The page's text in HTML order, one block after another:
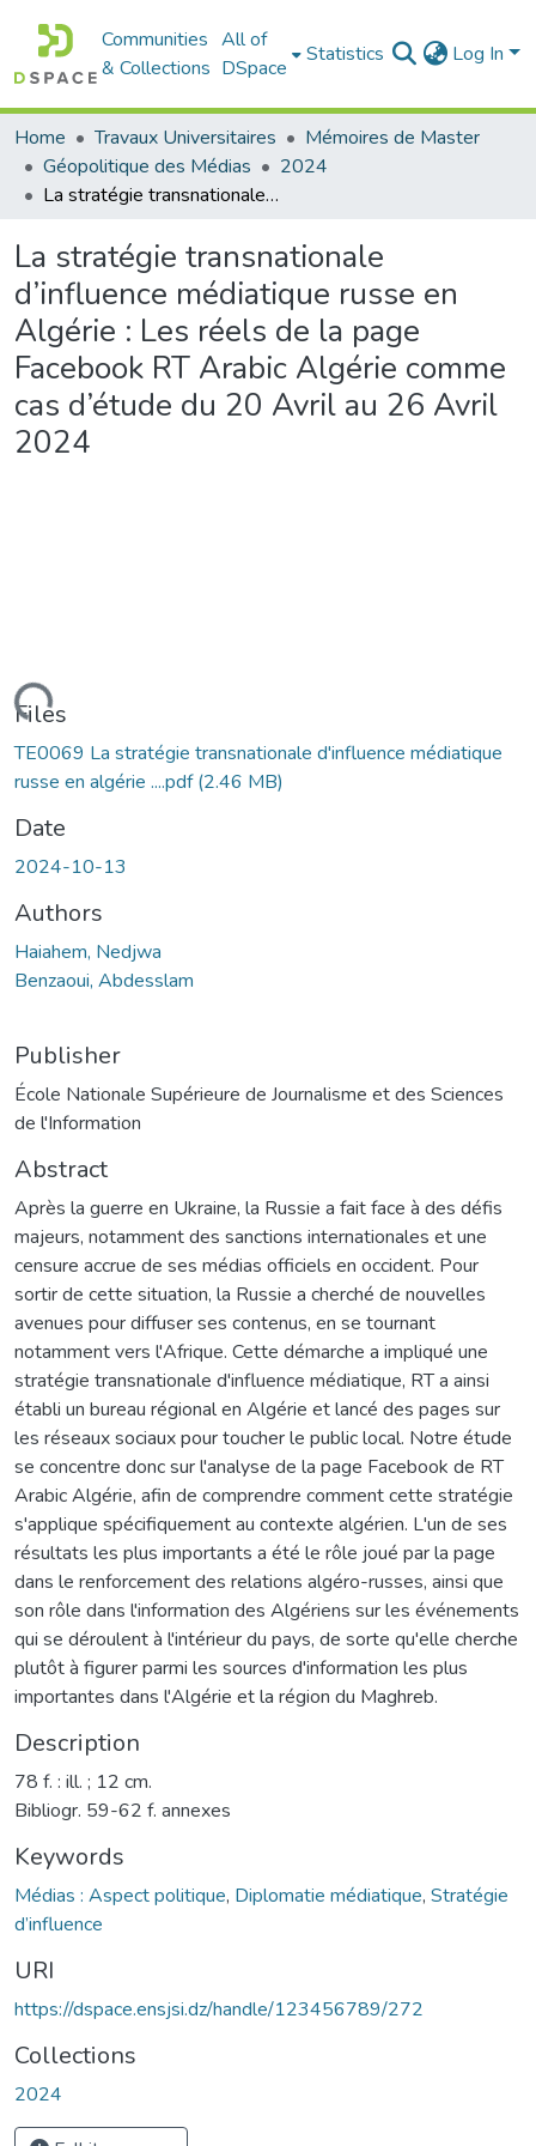
Communities
& Collections
All of
DSpace
Statistics Log In
Home Travaux Universitaires
Mémoires de Master
Géopolitique des Médias
2024
La stratégie transnationale d’influence médiatique russe en Algérie : Les réels de la page Facebook RT Arabic Algérie comme cas d’étude du 20 Avril au 26 Avril 2024
La stratégie transnationale
d’influence médiatique russe en
Algérie : Les réels de la page
Facebook RT Arabic Algérie comme
cas d’étude du 20 Avril au 26 Avril
2024
Files
TE0069 La stratégie transnationale d'influence médiatique
russe en algérie ....pdf(2.46 MB)
Date
2024-10-13
Authors
Haiahem, Nedjwa
Benzaoui, Abdesslam
Publisher
École Nationale Supérieure de Journalisme et des Sciences
de l'Information
Abstract
Après la guerre en Ukraine, la Russie a fait face à des défis
majeurs, notamment des sanctions internationales et une
censure accrue de ses médias officiels en occident. Pour
sortir de cette situation, la Russie a cherché de nouvelles
avenues pour diffuser ses contenus, en se tournant
notamment vers l'Afrique. Cette démarche a impliqué une
stratégie transnationale d'influence médiatique, RT a ainsi
établi un bureau régional en Algérie et lancé des pages sur
les réseaux sociaux pour toucher le public local. Notre étude
se concentre donc sur l'analyse de la page Facebook de RT
Arabic Algérie, afin de comprendre comment cette stratégie
s'applique spécifiquement au contexte algérien. L'un de ses
résultats les plus importants a été le rôle joué par la page
dans le renforcement des relations algéro-russes, ainsi que
son rôle dans l'information des Algériens sur les événements
qui se déroulent à l'intérieur du pays, de sorte qu'elle cherche
plutôt à figurer parmi les sources d'information les plus
importantes dans l'Algérie et la région du Maghreb.
Description
78 f. : ill. ; 12 cm.
Bibliogr. 59-62 f. annexes
Keywords
Médias : Aspect politique, Diplomatie médiatique, Stratégie
d’influence
URI
https://dspace.ensjsi.dz/handle/123456789/272
Collections
2024